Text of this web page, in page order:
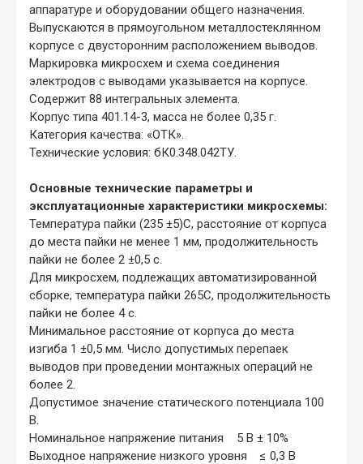
аппаратуре и оборудовании общего назначения.
Выпускаются в прямоугольном металлостеклянном
корпусе с двусторонним расположением выводов.
Маркировка микросхем и схема соединения
электродов с выводами указывается на корпусе.
Содержит 88 интегральных элемента.
Корпус типа 401.14-3, масса не более 0,35 г.
Категория качества: «ОТК».
Технические условия: бК0.348.042ТУ.
Основные технические параметры и
эксплуатационные характеристики микросхемы:
Температура пайки (235 ±5)С, расстояние от корпуса
до места пайки не менее 1 мм, продолжительность
пайки не более 2 ±0,5 с.
Для микросхем, подлежащих автоматизированной
сборке, температура пайки 265С, продолжительность
пайки не более 4 с.
Минимальное расстояние от корпуса до места
изгиба 1 ±0,5 мм. Число допустимых перепаек
выводов при проведении монтажных операций не
более 2.
Допустимое значение статического потенциала 100
В.
Номинальное напряжение питания 5 В ± 10%
Выходное напряжение низкого уровня ≤ 0,3 В